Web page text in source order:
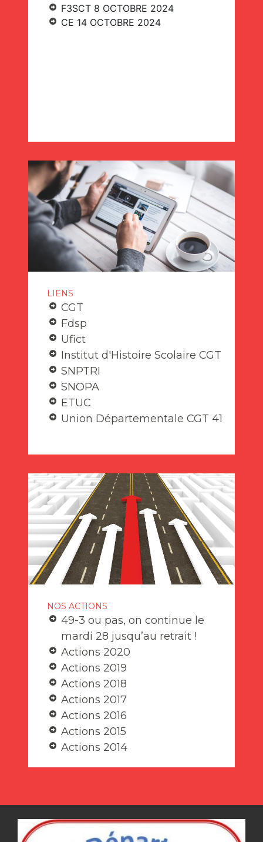
F3SCT 8 OCTOBRE 2024
CE 14 OCTOBRE 2024
LIENS
CGT
Fdsp
Ufict
Institut d'Histoire Scolaire CGT
SNPTRI
SNOPA
ETUC
Union Départementale CGT 41
NOS ACTIONS
49-3 ou pas, on continue le
mardi 28 jusqu’au retrait !
Actions 2020
Actions 2019
Actions 2018
Actions 2017
Actions 2016
Actions 2015
Actions 2014